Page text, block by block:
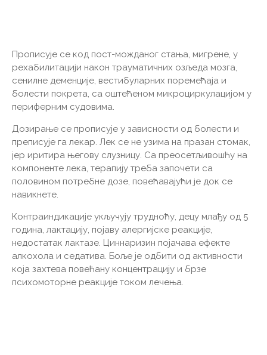
Прописује се код пост-можданог стања, мигрене, у
рехабилитацији након трауматичних озљеда мозга,
сенилне деменције, вестибуларних поремећаја и
болести покрета, са оштећеном микроциркулацијом у
периферним судовима.
Дозирање се прописује у зависности од болести и
преписује га лекар. Лек се не узима на празан стомак,
јер иритира његову слузницу. Са преосетљивошћу на
компоненте лека, терапију треба започети са
половином потребне дозе, повећавајући је док се
навикнете.
Контраиндикације укључују трудноћу, децу млађу од 5
година, лактацију, појаву алергијске реакције,
недостатак лактазе. Циннаризин појачава ефекте
алкохола и седатива. Боље је одбити од активности
која захтева повећану концентрацију и брзе
психомоторне реакције током лечења.